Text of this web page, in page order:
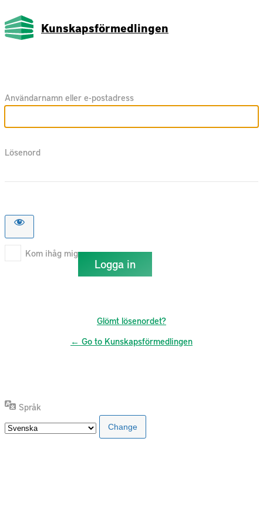
Kunskapsförmedlingen
Användarnamn eller e-postadress
Lösenord
Kom ihåg mig
Glömt lösenordet?
← Go to Kunskapsförmedlingen
Språk